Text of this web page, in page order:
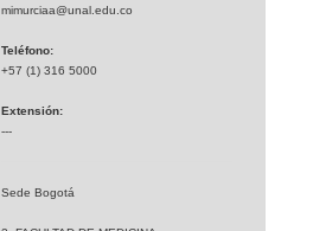
mimurciaa@unal.edu.co
Teléfono:
+57 (1) 316 5000
Extensión:
---
Sede Bogotá